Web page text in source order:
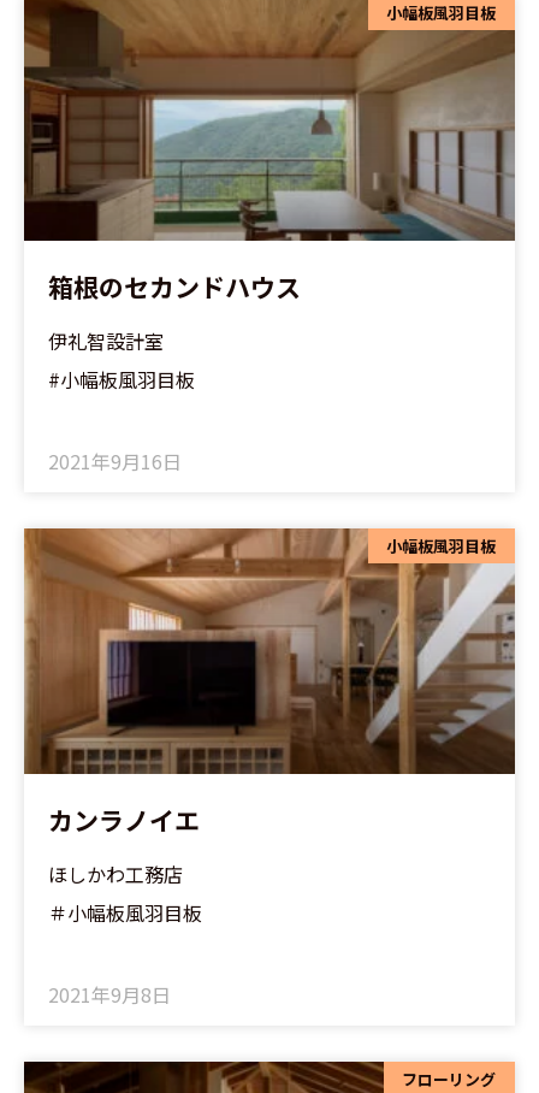
小幅板風羽目板
箱根のセカンドハウス
伊礼智設計室
#小幅板風羽目板
2021年9月16日
小幅板風羽目板
カンラノイエ
ほしかわ工務店
＃小幅板風羽目板
2021年9月8日
フローリング